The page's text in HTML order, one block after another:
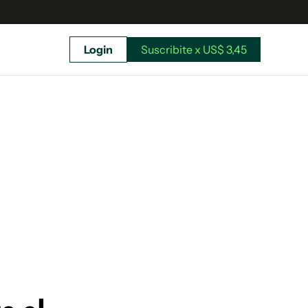
Login Suscribite x US$ 3,45